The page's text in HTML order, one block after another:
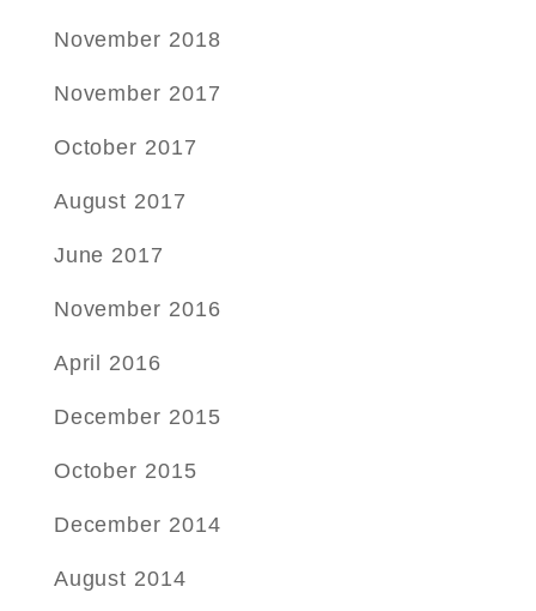
November 2018
November 2017
October 2017
August 2017
June 2017
November 2016
April 2016
December 2015
October 2015
December 2014
August 2014